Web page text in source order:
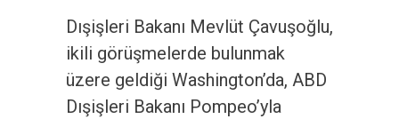
Dışişleri Bakanı Mevlüt Çavuşoğlu,
ikili görüşmelerde bulunmak
üzere geldiği Washington’da, ABD
Dışişleri Bakanı Pompeo’yla